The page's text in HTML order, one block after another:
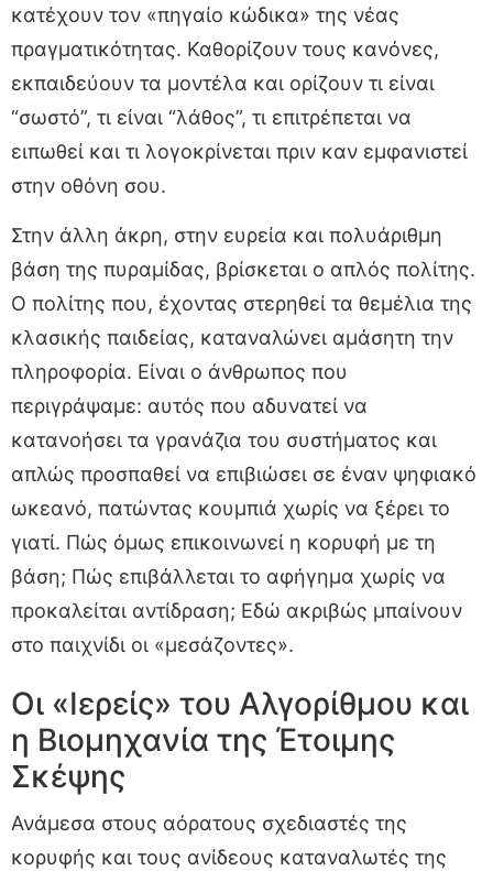
κατέχουν τον «πηγαίο κώδικα» της νέας
πραγματικότητας. Καθορίζουν τους κανόνες,
εκπαιδεύουν τα μοντέλα και ορίζουν τι είναι
“σωστό”, τι είναι “λάθος”, τι επιτρέπεται να
ειπωθεί και τι λογοκρίνεται πριν καν εμφανιστεί
στην οθόνη σου.
Στην άλλη άκρη, στην ευρεία και πολυάριθμη
βάση της πυραμίδας, βρίσκεται ο απλός πολίτης.
Ο πολίτης που, έχοντας στερηθεί τα θεμέλια της
κλασικής παιδείας, καταναλώνει αμάσητη την
πληροφορία. Είναι ο άνθρωπος που
περιγράψαμε: αυτός που αδυνατεί να
κατανοήσει τα γρανάζια του συστήματος και
απλώς προσπαθεί να επιβιώσει σε έναν ψηφιακό
ωκεανό, πατώντας κουμπιά χωρίς να ξέρει το
γιατί. Πώς όμως επικοινωνεί η κορυφή με τη
βάση; Πώς επιβάλλεται το αφήγημα χωρίς να
προκαλείται αντίδραση; Εδώ ακριβώς μπαίνουν
στο παιχνίδι οι «μεσάζοντες».
Οι «Ιερείς» του Αλγορίθμου και
η Βιομηχανία της Έτοιμης
Σκέψης
Ανάμεσα στους αόρατους σχεδιαστές της
κορυφής και τους ανίδεους καταναλωτές της